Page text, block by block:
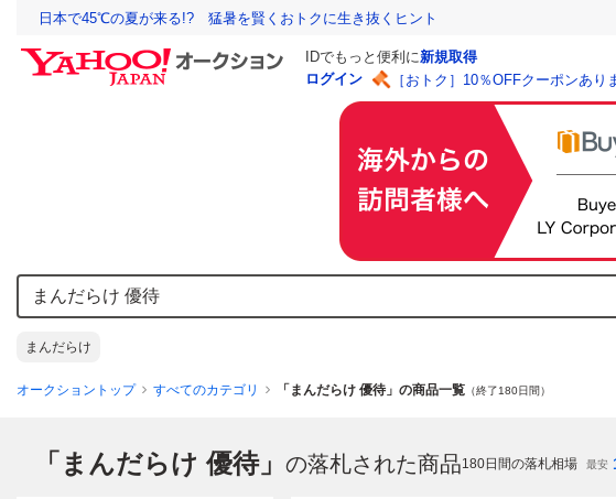
日本で45℃の夏が来る!? 猛暑を賢くおトクに生き抜くヒント
IDでもっと便利に新規取得
ログイン
［おトク］10％OFFクーポンあり
まんだらけ
オークショントップ すべてのカテゴリ 「まんだらけ 優待」の商品一覧 （終了180日間）
「まんだらけ 優待」 の落札された商品180日間の落札相場 最安